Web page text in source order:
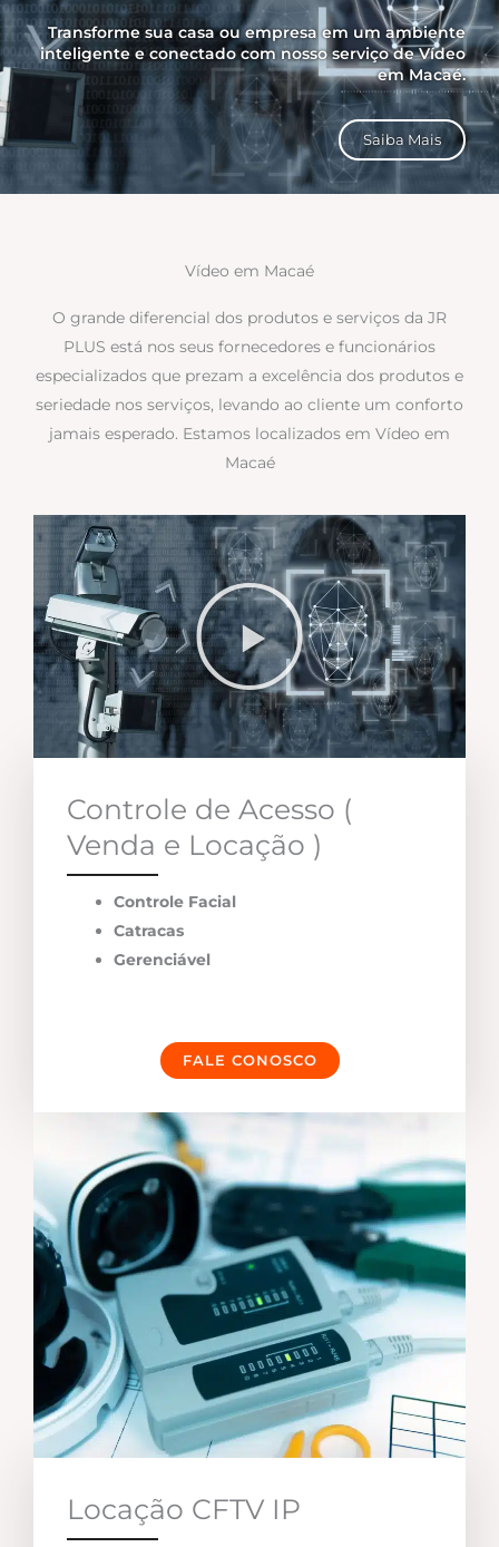
Transforme sua casa ou empresa em um ambiente
inteligente e conectado com nosso serviço de Vídeo
em Macaé.
Saiba Mais
Vídeo em Macaé
O grande diferencial dos produtos e serviços da JR
PLUS está nos seus fornecedores e funcionários
especializados que prezam a excelência dos produtos e
seriedade nos serviços, levando ao cliente um conforto
jamais esperado. Estamos localizados em Vídeo em
Macaé
Controle de Acesso (
Venda e Locação )
Controle Facial
Catracas
Gerenciável
FALE CONOSCO
Locação CFTV IP